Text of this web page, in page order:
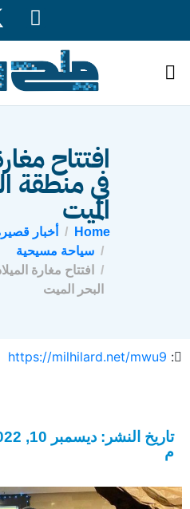
افتتاح
في منطقة
الميت
Home
أخبار
سياحة مسيحية
افتتاح مغارة
البحر الميت
:
https://milhilard.net/mwu9
م